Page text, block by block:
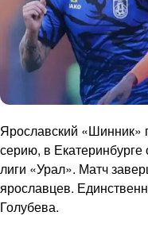
Ярославский
серию, в
лиги «Урал». Матч
ярославцев.
Голубева.